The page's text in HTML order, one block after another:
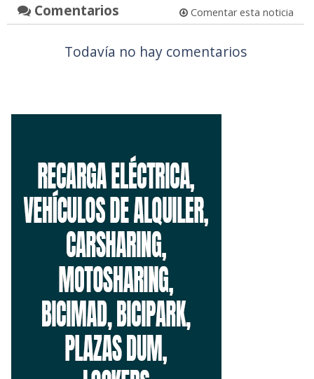
Comentarios Comentar esta noticia
Todavía no hay comentarios